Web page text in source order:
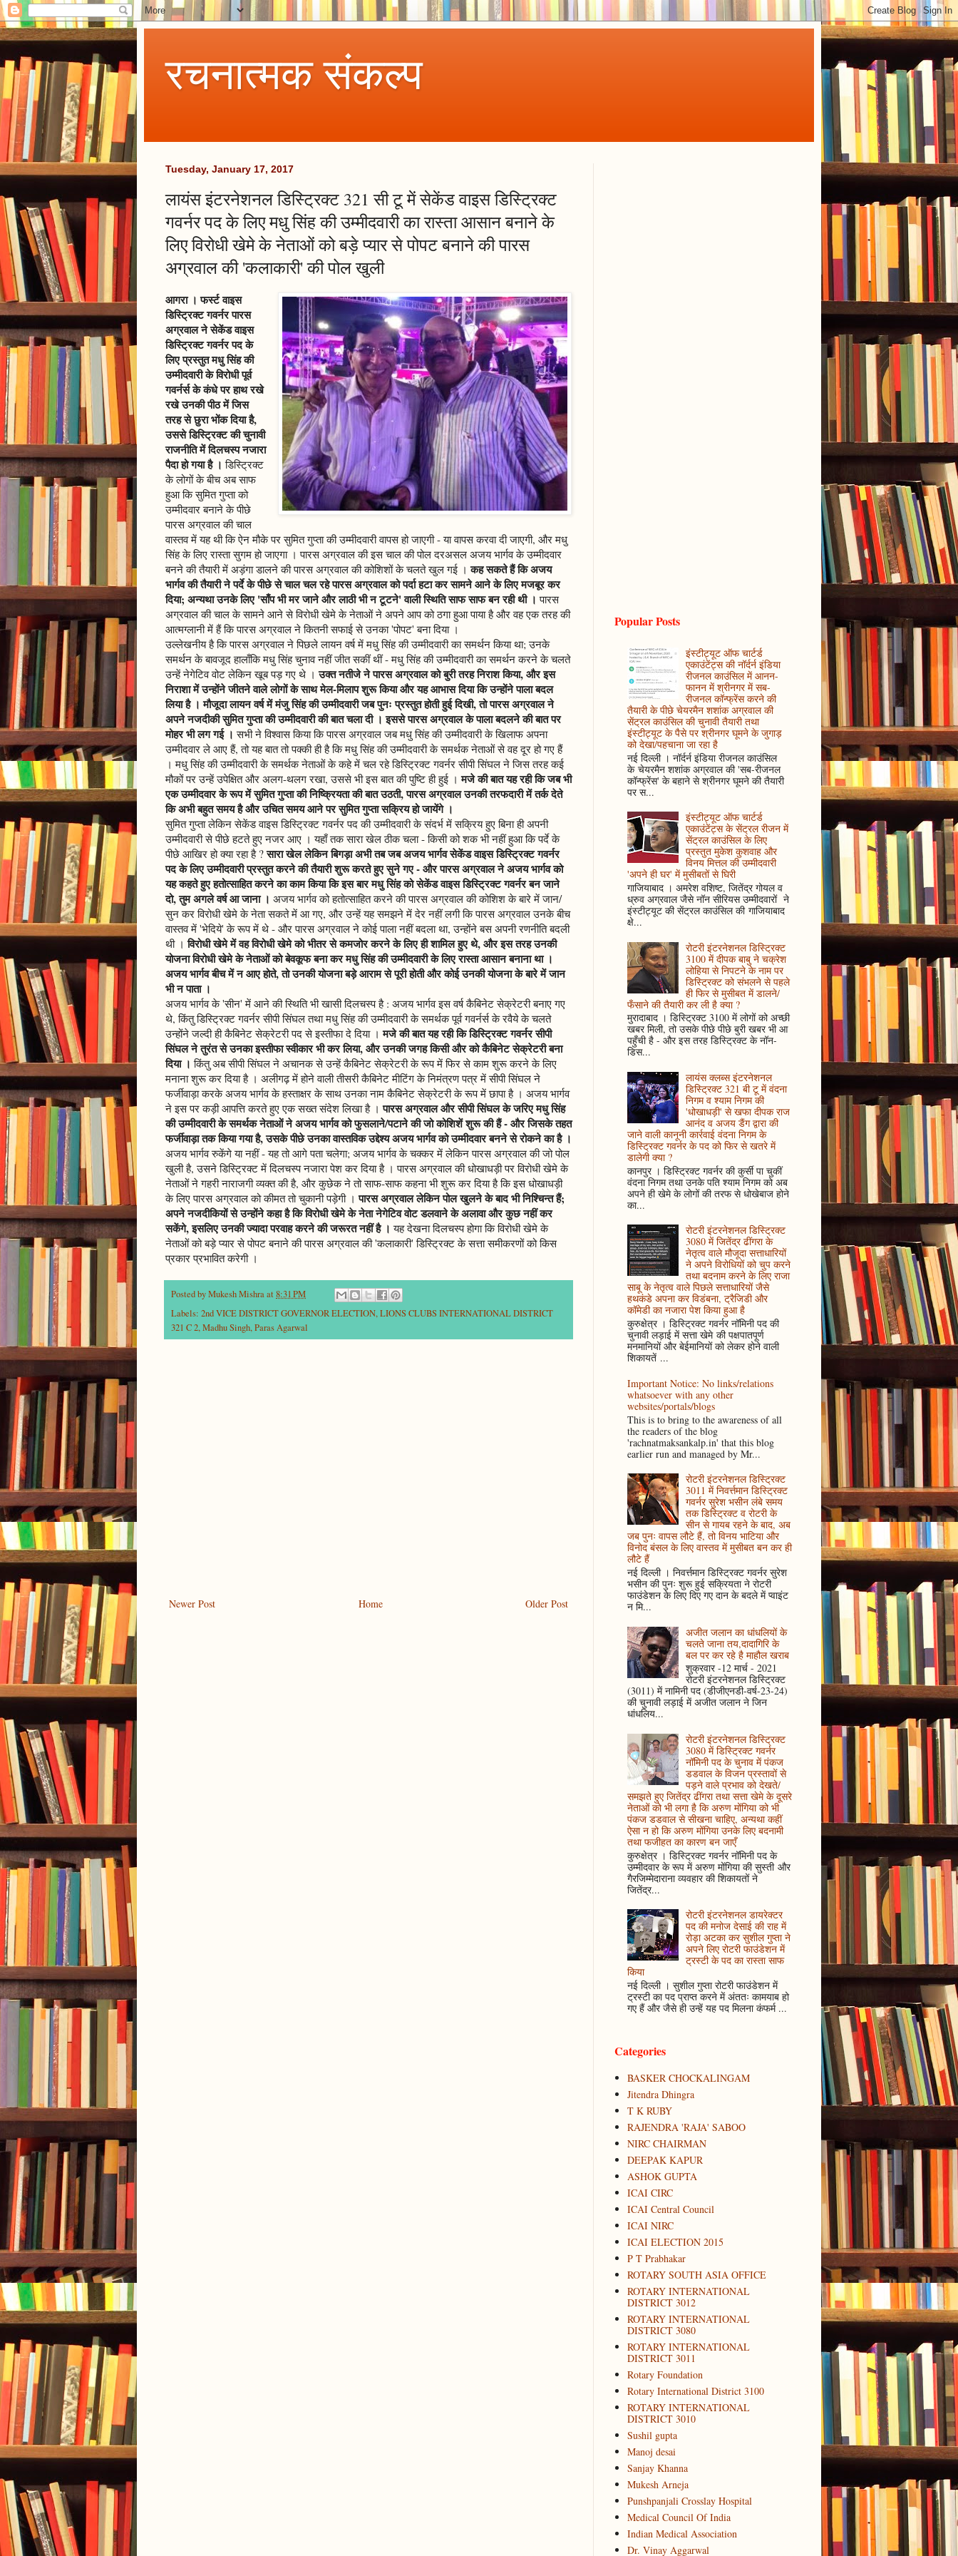
रचनात्मक संकल्प
Tuesday, January 17, 2017
लायंस इंटरनेशनल डिस्ट्रिक्ट 321 सी टू में सेकेंड वाइस डिस्ट्रिक्ट
गवर्नर पद के लिए मधु सिंह की उम्मीदवारी का रास्ता आसान बनाने के
लिए विरोधी खेमे के नेताओं को बड़े प्यार से पोपट बनाने की पारस
अग्रवाल की 'कलाकारी' की पोल खुली
आगरा । फर्स्ट वाइस
डिस्ट्रिक्ट गवर्नर पारस
अग्रवाल ने सेकेंड वाइस
डिस्ट्रिक्ट गवर्नर पद के
लिए प्रस्तुत मधु सिंह की
उम्मीदवारी के विरोधी पूर्व
गवर्नर्स के कंधे पर हाथ रखे
रखे उनकी पीठ में जिस
तरह से छुरा भोंक दिया है,
उससे डिस्ट्रिक्ट की चुनावी
राजनीति में दिलचस्प नजारा
पैदा हो गया है ।डिस्ट्रिक्ट
के लोगों के बीच अब साफ
हुआ कि सुमित गुप्ता को
उम्मीदवार बनाने के पीछे
पारस अग्रवाल की चाल
वास्तव में यह थी कि ऐन मौके पर सुमित गुप्ता की उम्मीदवारी वापस हो जाएगी - या वापस करवा दी जाएगी, और मधु
सिंह के लिए रास्ता सुगम हो जाएगा । पारस अग्रवाल की इस चाल की पोल दरअसल अजय भार्गव के उम्मीदवार
बनने की तैयारी में अड़ंगा डालने की पारस अग्रवाल की कोशिशों के चलते खुल गई ।कह सकते हैं कि अजय
भार्गव की तैयारी ने पर्दे के पीछे से चाल चल रहे पारस अग्रवाल को पर्दा हटा कर सामने आने के लिए मजबूर कर
दिया; अन्यथा उनके लिए 'साँप भी मर जाने और लाठी भी न टूटने' वाली स्थिति साफ साफ बन रही थी । पारस
अग्रवाल की चाल के सामने आने से विरोधी खेमे के नेताओं ने अपने आप को ठगा हुआ पाया है और वह एक तरह की
आत्मग्लानी में हैं कि पारस अग्रवाल ने कितनी सफाई से उनका 'पोपट' बना दिया ।
उल्लेखनीय है कि पारस अग्रवाल ने पिछले लायन वर्ष में मधु सिंह की उम्मीदवारी का समर्थन किया था; उनके
समर्थन के बावजूद हालाँकि मधु सिंह चुनाव नहीं जीत सकीं थीं - मधु सिंह की उम्मीदवारी का समर्थन करने के चलते
उन्हें नेगेटिव वोट लेकिन खूब पड़ गए थे ।उक्त नतीजे ने पारस अग्रवाल को बुरी तरह निराश किया, और इस
निराशा में उन्होंने जीतने वाले लोगों के साथ मेल-मिलाप शुरू किया और यह आभास दिया कि उन्होंने पाला बदल
लिया है । मौजूदा लायन वर्ष में मंजु सिंह की उम्मीदवारी जब पुनः प्रस्तुत होती हुई दिखी, तो पारस अग्रवाल ने
अपने नजदीकी सुमित गुप्ता की उम्मीदवारी की बात चला दी । इससे पारस अग्रवाल के पाला बदलने की बात पर
मोहर भी लग गई । सभी ने विश्वास किया कि पारस अग्रवाल जब मधु सिंह की उम्मीदवारी के खिलाफ अपना
उम्मीदवार ले आए हैं, तो यह बात तो पक्की ही है कि मधु सिंह की उम्मीदवारी के समर्थक नेताओं से वह दूर हो गए हैं
। मधु सिंह की उम्मीदवारी के समर्थक नेताओं के कहे में चल रहे डिस्ट्रिक्ट गवर्नर सीपी सिंघल ने जिस तरह कई
मौकों पर उन्हें उपेक्षित और अलग-थलग रखा, उससे भी इस बात की पुष्टि ही हुई ।मजे की बात यह रही कि जब भी
एक उम्मीदवार के रूप में सुमित गुप्ता की निष्क्रियता की बात उठती, पारस अग्रवाल उनकी तरफदारी में तर्क देते
कि अभी बहुत समय है और उचित समय आने पर सुमित गुप्ता सक्रिय हो जायेंगे ।
सुमित गुप्ता लेकिन सेकेंड वाइस डिस्ट्रिक्ट गवर्नर पद की उम्मीदवारी के संदर्भ में सक्रिय हुए बिना ही अपनी
उम्मीदवारी से पीछे हटते हुए नजर आए । यहाँ तक सारा खेल ठीक चला - किसी को शक भी नहीं हुआ कि पर्दे के
पीछे आखिर हो क्या रहा है ?सारा खेल लेकिन बिगड़ा अभी तब जब अजय भार्गव सेकेंड वाइस डिस्ट्रिक्ट गवर्नर
पद के लिए उम्मीदवारी प्रस्तुत करने की तैयारी शुरू करते हुए सुने गए - और पारस अग्रवाल ने अजय भार्गव को
यह कहते हुए हतोत्साहित करने का काम किया कि इस बार मधु सिंह को सेकेंड वाइस डिस्ट्रिक्ट गवर्नर बन जाने
दो, तुम अगले वर्ष आ जाना । अजय भार्गव को हतोत्साहित करने की पारस अग्रवाल की कोशिश के बारे में जान/
सुन कर विरोधी खेमे के नेता सकते में आ गए, और उन्हें यह समझने में देर नहीं लगी कि पारस अग्रवाल उनके बीच
वास्तव में 'भेदिये' के रूप में थे - और पारस अग्रवाल ने कोई पाला नहीं बदला था, उन्होंने बस अपनी रणनीति बदली
थी ।विरोधी खेमे में वह विरोधी खेमे को भीतर से कमजोर करने के लिए ही शामिल हुए थे, और इस तरह उनकी
योजना विरोधी खेमे के नेताओं को बेवकूफ बना कर मधु सिंह की उम्मीदवारी के लिए रास्ता आसान बनाना था ।
अजय भार्गव बीच में न आए होते, तो उनकी योजना बड़े आराम से पूरी होती और कोई उनकी योजना के बारे में जान
भी न पाता ।
अजय भार्गव के 'सीन' में आने की स्थिति भी खासी दिलचस्प है : अजय भार्गव इस वर्ष कैबिनेट सेक्रेटरी बनाए गए
थे, किंतु डिस्ट्रिक्ट गवर्नर सीपी सिंघल तथा मधु सिंह की उम्मीदवारी के समर्थक पूर्व गवर्नर्स के रवैये के चलते
उन्होंने जल्दी ही कैबिनेट सेक्रेटरी पद से इस्तीफा दे दिया ।मजे की बात यह रही कि डिस्ट्रिक्ट गवर्नर सीपी
सिंघल ने तुरंत से उनका इस्तीफा स्वीकार भी कर लिया, और उनकी जगह किसी और को कैबिनेट सेक्रेटरी बना
दिया । किंतु अब सीपी सिंघल ने अचानक से उन्हें कैबिनेट सेक्रेटरी के रूप में फिर से काम शुरू करने के लिए
मनाना शुरू कर दिया है । अलीगढ़ में होने वाली तीसरी कैबिनेट मीटिंग के निमंत्रण पत्र में सीपी सिंघल ने
फर्जीवाड़ा करके अजय भार्गव के हस्ताक्षर के साथ उनका नाम कैबिनेट सेक्रेटरी के रूप में छापा है । अजय भार्गव
ने इस पर कड़ी आपत्ति करते हुए एक सख्त संदेश लिखा है ।पारस अग्रवाल और सीपी सिंघल के जरिए मधु सिंह
की उम्मीदवारी के समर्थक नेताओं ने अजय भार्गव को फुसलाने/पटाने की जो कोशिशें शुरू की हैं - और जिसके तहत
फर्जीवाड़ा तक किया गया है, उसके पीछे उनका वास्तविक उद्देश्य अजय भार्गव को उम्मीदवार बनने से रोकने का है ।
अजय भार्गव रुकेंगे या नहीं - यह तो आगे पता चलेगा; अजय भार्गव के चक्कर में लेकिन पारस अग्रवाल की जो पोल
खुली है, उसने डिस्ट्रिक्ट में दिलचस्प नजारा पेश कर दिया है । पारस अग्रवाल की धोखाधड़ी पर विरोधी खेमे के
नेताओं ने गहरी नाराजगी व्यक्त की है, और कुछेक ने तो साफ-साफ कहना भी शुरू कर दिया है कि इस धोखाधड़ी
के लिए पारस अग्रवाल को कीमत तो चुकानी पड़ेगी ।पारस अग्रवाल लेकिन पोल खुलने के बाद भी निश्चिन्त हैं;
अपने नजदीकियों से उन्होंने कहा है कि विरोधी खेमे के नेता नेगेटिव वोट डलवाने के अलावा और कुछ नहीं कर
सकेंगे, इसलिए उनकी ज्यादा परवाह करने की जरूरत नहीं है । यह देखना दिलचस्प होगा कि विरोधी खेमे के
नेताओं को बड़े प्यार से पोपट बनाने की पारस अग्रवाल की 'कलाकारी' डिस्ट्रिक्ट के सत्ता समीकरणों को किस
प्रकार प्रभावित करेगी ।
Posted byMukesh Mishraat 8:31 PM
Labels: 2nd VICE DISTRICT GOVERNOR ELECTION,LIONS CLUBS INTERNATIONAL DISTRICT
321 C 2,Madhu Singh,Paras Agarwal
Newer Post Older Post
Home
Popular Posts
इंस्टीट्यूट ऑफ चार्टर्ड
एकाउंटेंट्स की नॉर्दर्न इंडिया
रीजनल काउंसिल में आनन-
फानन में श्रीनगर में सब-
रीजनल कॉन्फ्रेंस करने की
तैयारी के पीछे चेयरमैन शशांक अग्रवाल की
सेंट्रल काउंसिल की चुनावी तैयारी तथा
इंस्टीट्यूट के पैसे पर श्रीनगर घूमने के जुगाड़
को देखा/पहचाना जा रहा है
नई दिल्ली । नॉर्दर्न इंडिया रीजनल काउंसिल
के चेयरमैन शशांक अग्रवाल की 'सब-रीजनल
कॉन्फ्रेंस' के बहाने से श्रीनगर घूमने की तैयारी
पर स...
इंस्टीट्यूट ऑफ चार्टर्ड
एकाउंटेंट्स के सेंट्रल रीजन में
सेंट्रल काउंसिल के लिए
प्रस्तुत मुकेश कुशवाह और
विनय मित्तल की उम्मीदवारी
'अपने ही घर' में मुसीबतों से घिरी
गाजियाबाद । अमरेश वशिष्ट, जितेंद्र गोयल व
ध्रुव अग्रवाल जैसे नॉन सीरियस उम्मीदवारों ने
इंस्टीट्यूट की सेंट्रल काउंसिल की गाजियाबाद
क्षे...
रोटरी इंटरनेशनल डिस्ट्रिक्ट
3100 में दीपक बाबु ने चक्रेश
लोहिया से निपटने के नाम पर
डिस्ट्रिक्ट को संभलने से पहले
ही फिर से मुसीबत में डालने/
फँसाने की तैयारी कर ली है क्या ?
मुरादाबाद । डिस्ट्रिक्ट 3100 में लोगों को अच्छी
खबर मिली, तो उसके पीछे पीछे बुरी खबर भी आ
पहुँची है - और इस तरह डिस्ट्रिक्ट के नॉन-
डिस...
लायंस क्लब्स इंटरनेशनल
डिस्ट्रिक्ट 321 बी टू में वंदना
निगम व श्याम निगम की
'धोखाधड़ी' से खफा दीपक राज
आनंद व अजय डैंग द्वारा की
जाने वाली कानूनी कार्रवाई वंदना निगम के
डिस्ट्रिक्ट गवर्नर के पद को फिर से खतरे में
डालेगी क्या ?
कानपुर । डिस्ट्रिक्ट गवर्नर की कुर्सी पा चुकीं
वंदना निगम तथा उनके पति श्याम निगम को अब
अपने ही खेमे के लोगों की तरफ से धोखेबाज होने
का...
रोटरी इंटरनेशनल डिस्ट्रिक्ट
3080 में जितेंद्र ढींगरा के
नेतृत्व वाले मौजूदा सत्ताधारियों
ने अपने विरोधियों को चुप करने
तथा बदनाम करने के लिए राजा
साबू के नेतृत्व वाले पिछले सत्ताधारियों जैसे
हथकंडे अपना कर विडंबना, ट्रैजिडी और
कॉमेडी का नजारा पेश किया हुआ है
कुरुक्षेत्र । डिस्ट्रिक्ट गवर्नर नॉमिनी पद की
चुनावी लड़ाई में सत्ता खेमे की पक्षपातपूर्ण
मनमानियों और बेईमानियों को लेकर होने वाली
शिकायतें ...
Important Notice: No links/relations
whatsoever with any other
websites/portals/blogs
This is to bring to the awareness of all
the readers of the blog
'rachnatmaksankalp.in' that this blog
earlier run and managed by Mr...
रोटरी इंटरनेशनल डिस्ट्रिक्ट
3011 में निवर्त्तमान डिस्ट्रिक्ट
गवर्नर सुरेश भसीन लंबे समय
तक डिस्ट्रिक्ट व रोटरी के
सीन से गायब रहने के बाद, अब
जब पुनः वापस लौटे हैं, तो विनय भाटिया और
विनोद बंसल के लिए वास्तव में मुसीबत बन कर ही
लौटे हैं
नई दिल्ली । निवर्त्तमान डिस्ट्रिक्ट गवर्नर सुरेश
भसीन की पुनः शुरू हुई सक्रियता ने रोटरी
फाउंडेशन के लिए दिए गए दान के बदले में प्वाइंट
न मि...
अजीत जलान का धांधलियों के
चलते जाना तय,दादागिरि के
बल पर कर रहे है माहौल खराब
शुक्रवार -12 मार्च - 2021
रोटरी इंटरनेशनल डिस्ट्रिक्ट
(3011) में नामिनी पद (डीजीएनडी-वर्ष-23-24)
की चुनावी लड़ाई में अजीत जलान ने जिन
धांधलिय...
रोटरी इंटरनेशनल डिस्ट्रिक्ट
3080 में डिस्ट्रिक्ट गवर्नर
नॉमिनी पद के चुनाव में पंकज
डडवाल के विजन प्रस्तावों से
पड़ने वाले प्रभाव को देखते/
समझते हुए जितेंद्र ढींगरा तथा सत्ता खेमे के दूसरे
नेताओं को भी लगा है कि अरुण मोंगिया को भी
पंकज डडवाल से सीखना चाहिए, अन्यथा कहीं
ऐसा न हो कि अरुण मोंगिया उनके लिए बदनामी
तथा फजीहत का कारण बन जाएँ
कुरुक्षेत्र । डिस्ट्रिक्ट गवर्नर नॉमिनी पद के
उम्मीदवार के रूप में अरुण मोंगिया की सुस्ती और
गैरजिम्मेदाराना व्यवहार की शिकायतों ने
जितेंद्र...
रोटरी इंटरनेशनल डायरेक्टर
पद की मनोज देसाई की राह में
रोड़ा अटका कर सुशील गुप्ता ने
अपने लिए रोटरी फाउंडेशन में
ट्रस्टी के पद का रास्ता साफ
किया
नई दिल्ली । सुशील गुप्ता रोटरी फाउंडेशन में
ट्रस्टी का पद प्राप्त करने में अंततः कामयाब हो
गए हैं और जैसे ही उन्हें यह पद मिलना कंफर्म ...
Categories
BASKER CHOCKALINGAM
Jitendra Dhingra
T K RUBY
RAJENDRA 'RAJA' SABOO
NIRC CHAIRMAN
DEEPAK KAPUR
ASHOK GUPTA
ICAI CIRC
ICAI Central Council
ICAI NIRC
ICAI ELECTION 2015
P T Prabhakar
ROTARY SOUTH ASIA OFFICE
ROTARY INTERNATIONAL
DISTRICT 3012
ROTARY INTERNATIONAL
DISTRICT 3080
ROTARY INTERNATIONAL
DISTRICT 3011
Rotary Foundation
Rotary International District 3100
ROTARY INTERNATIONAL
DISTRICT 3010
Sushil gupta
Manoj desai
Sanjay Khanna
Mukesh Arneja
Punshpanjali Crosslay Hospital
Medical Council Of India
Indian Medical Association
Dr. Vinay Aggarwal